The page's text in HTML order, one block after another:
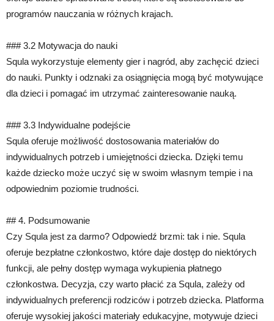
programów nauczania w różnych krajach.
### 3.2 Motywacja do nauki
Squla wykorzystuje elementy gier i nagród, aby zachęcić dzieci
do nauki. Punkty i odznaki za osiągnięcia mogą być motywujące
dla dzieci i pomagać im utrzymać zainteresowanie nauką.
### 3.3 Indywidualne podejście
Squla oferuje możliwość dostosowania materiałów do
indywidualnych potrzeb i umiejętności dziecka. Dzięki temu
każde dziecko może uczyć się w swoim własnym tempie i na
odpowiednim poziomie trudności.
## 4. Podsumowanie
Czy Squla jest za darmo? Odpowiedź brzmi: tak i nie. Squla
oferuje bezpłatne członkostwo, które daje dostęp do niektórych
funkcji, ale pełny dostęp wymaga wykupienia płatnego
członkostwa. Decyzja, czy warto płacić za Squla, zależy od
indywidualnych preferencji rodziców i potrzeb dziecka. Platforma
oferuje wysokiej jakości materiały edukacyjne, motywuje dzieci